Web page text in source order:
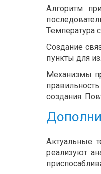
Алгоритм
Температура
Создание
пункты для
Механизмы
создания.
Актуальные
реализуют